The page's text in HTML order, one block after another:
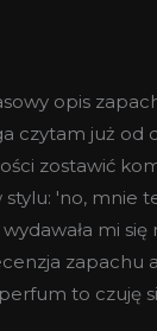
opis
czytam już od
zostawić
'no, mnie
mi się
zapachu
to czuję